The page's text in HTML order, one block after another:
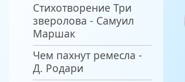
Стихотворение Три
зверолова - Самуил
Маршак
Чем пахнут ремесла -
Д. Родари